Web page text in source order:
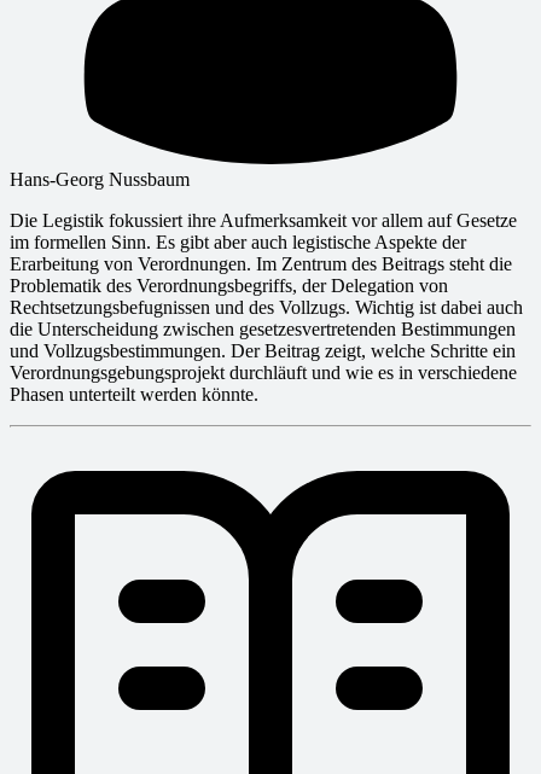
Hans-Georg Nussbaum
Die Legistik fokussiert ihre Aufmerksamkeit vor allem auf Gesetze
im formellen Sinn. Es gibt aber auch legistische Aspekte der
Erarbeitung von Verordnungen. Im Zentrum des Beitrags steht die
Problematik des Verordnungsbegriffs, der Delegation von
Rechtsetzungsbefugnissen und des Vollzugs. Wichtig ist dabei auch
die Unterscheidung zwischen gesetzesvertretenden Bestimmungen
und Vollzugsbestimmungen. Der Beitrag zeigt, welche Schritte ein
Verordnungsgebungsprojekt durchläuft und wie es in verschiedene
Phasen unterteilt werden könnte.